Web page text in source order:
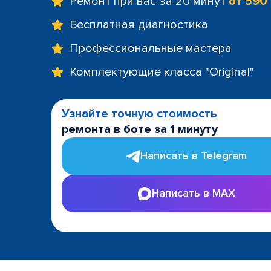
Бесплатная диагностика
Профессиональные мастера
Комплектующие класса "Original"
Узнайте точную стоимость
ремонта в боте за 1 минуту
Написать в Telegram
Написать в MAX